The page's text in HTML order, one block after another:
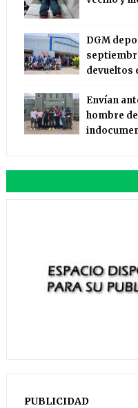
DGM
devueltos
Envían
hombre
PUBLICIDAD